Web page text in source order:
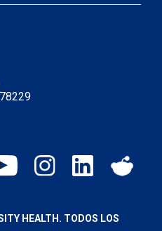
HEALTH. TODOS LOS